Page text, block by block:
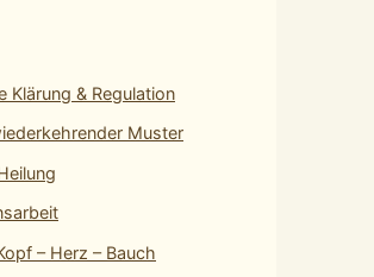
Klärung & Regulation
Muster
– Herz – Bauch